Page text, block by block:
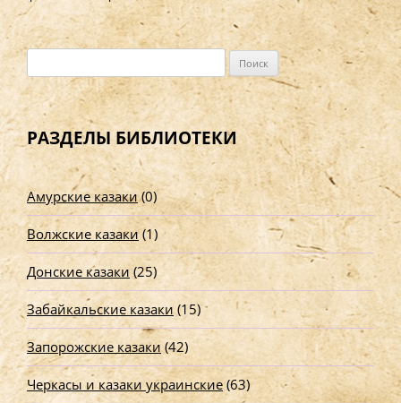
а
й
и
РАЗДЕЛЫ БИБЛИОТЕКИ
Амурские казаки(0)
Волжские казаки(1)
Донские казаки (25)
Забайкальские казаки (15)
Запорожские казаки(42)
Черкасы и казаки украинские (63)